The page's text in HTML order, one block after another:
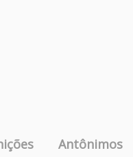
Antônimos